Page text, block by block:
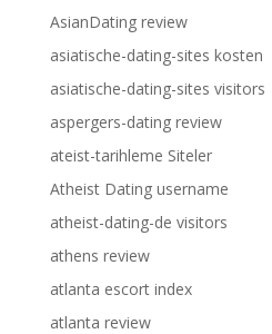
AsianDating review
asiatische-dating-sites kosten
asiatische-dating-sites visitors
aspergers-dating review
ateist-tarihleme Siteler
Atheist Dating username
atheist-dating-de visitors
athens review
atlanta escort index
atlanta review